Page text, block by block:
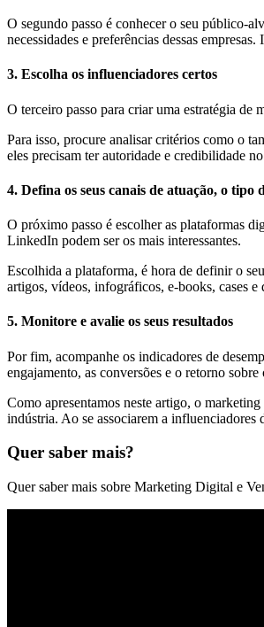
O segundo passo é conhecer o seu público-
necessidades e preferências dessas
3. Escolha os influenciadores certos
O terceiro passo para criar uma estratégia
Para isso, procure analisar critérios como o
eles precisam ter autoridade e credibilidade
4. Defina os seus canais de atuação, o tipo
O próximo passo é escolher as plataformas
LinkedIn podem ser os mais interessantes.
Escolhida a plataforma, é hora de definir o
artigos, vídeos, infográficos, e-books, cases
5. Monitore e avalie os seus resultados
Por fim, acompanhe os indicadores de
engajamento, as conversões e o retorno
Como apresentamos neste artigo, o
indústria. Ao se associarem a influenciadores
Quer saber mais?
Quer saber mais sobre Marketing Digital e